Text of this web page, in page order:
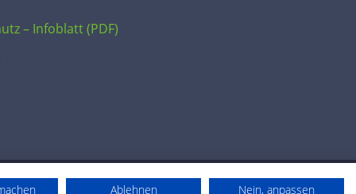
– Infoblatt (PDF)
Ablehnen Nein, anpassen